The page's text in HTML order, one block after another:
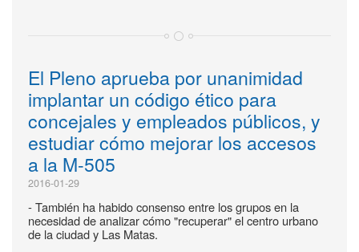
El Pleno aprueba por unanimidad
implantar un código ético para
concejales y empleados públicos, y
estudiar cómo mejorar los accesos
a la M-505
2016-01-29
- También ha habido consenso entre los grupos en la
necesidad de analizar cómo "recuperar" el centro urbano
de la ciudad y Las Matas.